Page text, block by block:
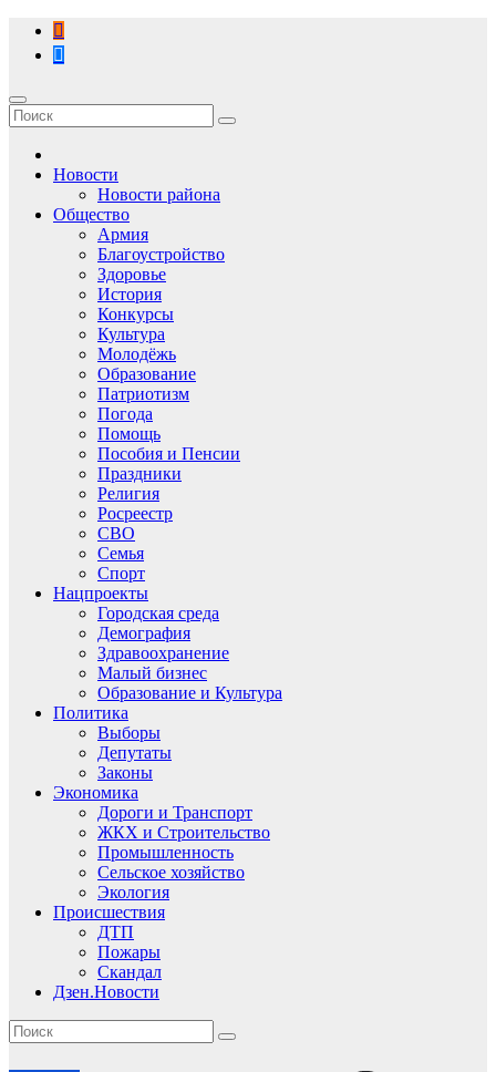
Перейти
содержимому
Новости
Новости района
Общество
Армия
Благоустройство
Здоровье
История
Конкурсы
Культура
Молодёжь
Образование
Патриотизм
Погода
Помощь
Пособия и Пенсии
Праздники
Религия
Росреестр
СВО
Семья
Спорт
Нацпроекты
Городская среда
Демография
Здравоохранение
Малый бизнес
Образование и Культура
Политика
Выборы
Депутаты
Законы
Экономика
Дороги и Транспорт
ЖКХ и Строительство
Промышленность
Сельское хозяйство
Экология
Происшествия
ДТП
Пожары
Скандал
Дзен.Новости